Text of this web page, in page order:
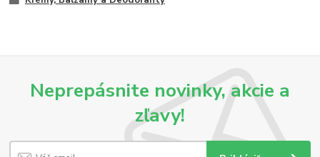
Neprepásnite novinky, akcie a
zľavy!